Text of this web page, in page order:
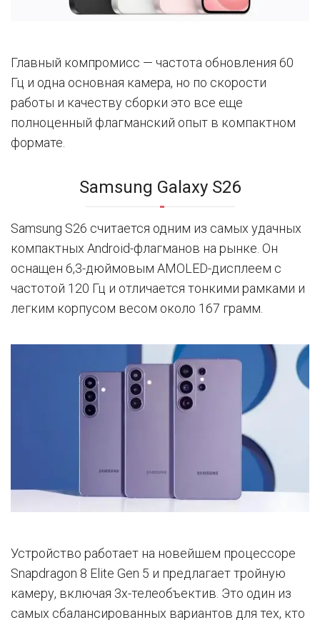
Главный компромисс — частота обновления 60
Гц и одна основная камера, но по скорости
работы и качеству сборки это все еще
полноценный флагманский опыт в компактном
формате.
Samsung Galaxy S26
Samsung S26 считается одним из самых удачных
компактных Android-флагманов на рынке. Он
оснащен 6,3-дюймовым AMOLED-дисплеем с
частотой 120 Гц и отличается тонкими рамками и
легким корпусом весом около 167 грамм.
Устройство работает на новейшем процессоре
Snapdragon 8 Elite Gen 5 и предлагает тройную
камеру, включая 3x-телеобъектив. Это один из
самых сбалансированных вариантов для тех, кто